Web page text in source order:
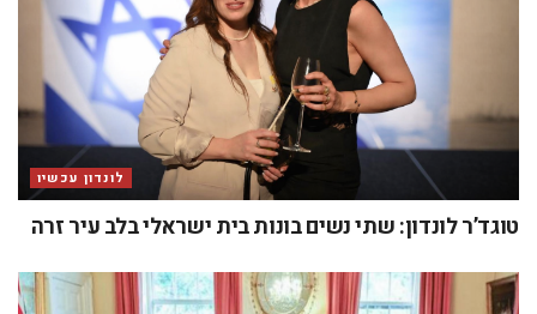
לונדון עכשיו
טוגד’ר לונדון: שתי נשים בונות בית ישראלי בלב עיר זרה